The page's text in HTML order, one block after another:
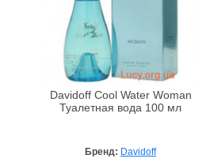
Davidoff Cool Water Woman
Туалетная вода 100 мл
Бренд: Davidoff